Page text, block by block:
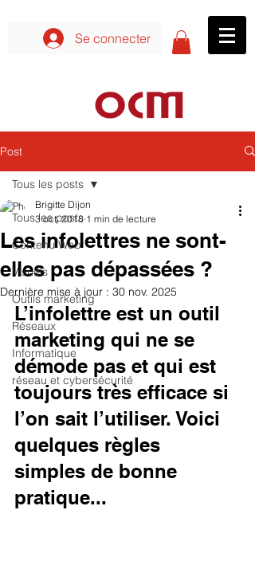
Se connecter
Post
Tous les posts
Contenu Web
Visuels
Outils marketing
Réseaux
Informatique
réseau et cybersécurité
Tous les posts
Les infolettres ne sont-
elles pas dépassées ?
Brigitte Dijon
3 oct. 2018 1 min de lecture
Dernière mise à jour : 30 nov. 2025
L’infolettre est un outil
marketing qui ne se
démode pas et qui est
toujours très efficace si
l’on sait l’utiliser. Voici
quelques règles
simples de bonne
pratique...